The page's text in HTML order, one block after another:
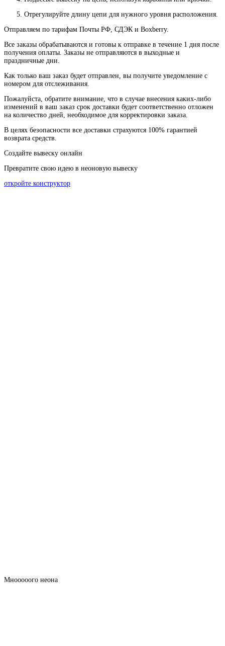
Отрегулируйте длину цепи для нужного уровня расположения.
Отправляем по тарифам Почты РФ, СДЭК и Boxberry.
Все заказы обрабатываются и готовы к отправке в течение 1 дня после
получения оплаты Заказы не отправляются в выходные и
праздничные дни
Как только ваш заказ будет отправлен вы получите уведомление с
номером для отслеживания
Пожалуйста , обратите внимание что в случае внесения каких-либо
изменений в ваш заказ срок доставки будет соответственно отложен
на количество дней необходимое для корректировки заказа
В целях безопасности все доставки страхуются 100% гарантией
возврата средств.
Создайте вывеску онлайн
Превратите свою идею в неоновую вывеску
откройте конструктор
Мнооооого неона